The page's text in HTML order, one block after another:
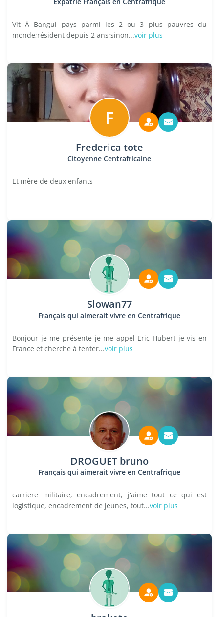
Vit À Bangui pays parmi les 2 ou 3 plus pauvres du
monde;résident depuis 2 ans;sinon...voir plus
F
Frederica tote
Citoyenne Centrafricaine
Et mère de deux enfants
Slowan77
Français qui aimerait vivre en Centrafrique
Bonjour je me présente je me appel Eric Hubert je vis en
France et cherche à tenter...voir plus
DROGUET bruno
Français qui aimerait vivre en Centrafrique
carriere militaire, encadrement, j'aime tout ce qui est
logistique, encadrement de jeunes, tout...voir plus